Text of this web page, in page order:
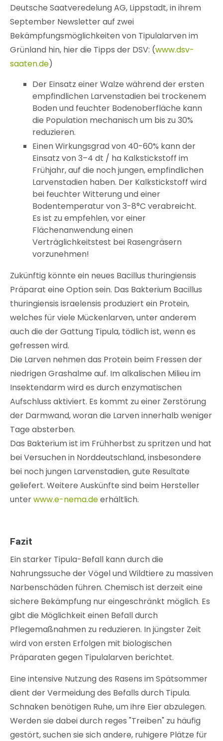
Deutsche Saatveredelung AG, Lippstadt, in ihrem
September Newsletter auf zwei
Bekämpfungsmöglichkeiten von Tipulalarven im
Grünland hin, hier die Tipps der DSV: (www.dsv-
saaten.de)
Der Einsatz einer Walze während der ersten
empfindlichen Larvenstadien bei trockenem
Boden und feuchter Bodenoberfläche kann
die Population mechanisch um bis zu 30%
reduzieren.
Einen Wirkungsgrad von 40-60% kann der
Einsatz von 3–4 dt / ha Kalkstickstoff im
Frühjahr, auf die noch jungen, empfindlichen
Larvenstadien haben. Der Kalkstickstoff wird
bei feuchter Witterung und einer
Bodentemperatur von 3-8°C verabreicht.
Es ist zu empfehlen, vor einer
Flächenanwendung einen
Verträglichkeitstest bei Rasengräsern
vorzunehmen!
Zukünftig könnte ein neues Bacillus thuringiensis
Präparat eine Option sein. Das Bakterium Bacillus
thuringiensis israelensis produziert ein Protein,
welches für viele Mückenlarven, unter anderem
auch die der Gattung Tipula, tödlich ist, wenn es
gefressen wird.
Die Larven nehmen das Protein beim Fressen der
niedrigen Grashalme auf. Im alkalischen Milieu im
Insektendarm wird es durch enzymatischen
Aufschluss aktiviert. Es kommt zu einer Zerstörung
der Darmwand, woran die Larven innerhalb weniger
Tage absterben.
Das Bakterium ist im Frühherbst zu spritzen und hat
bei Versuchen in Norddeutschland, insbesondere
bei noch jungen Larvenstadien, gute Resultate
geliefert. Weitere Auskünfte sind beim Hersteller
unterwww.e-nema.deerhältlich.
Fazit
Ein starker Tipula-Befall kann durch die
Nahrungssuche der Vögel und Wildtiere zu massiven
Narbenschäden führen. Chemisch ist derzeit eine
sichere Bekämpfung nur eingeschränkt möglich. Es
gibt die Möglichkeit einen Befall durch
Pflegemaßnahmen zu reduzieren. In jüngster Zeit
wird von ersten Erfolgen mit biologischen
Präparaten gegen Tipulalarven berichtet.
Eine intensive Nutzung des Rasens im Spätsommer
dient der Vermeidung des Befalls durch Tipula.
Schnaken benötigen Ruhe, um ihre Eier abzulegen.
Werden sie dabei durch reges "Treiben" zu häufig
gestört, suchen sie sich andere, ruhigere Plätze für